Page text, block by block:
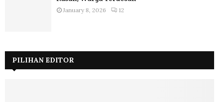
January 8, 2026 12
PILIHAN EDITOR